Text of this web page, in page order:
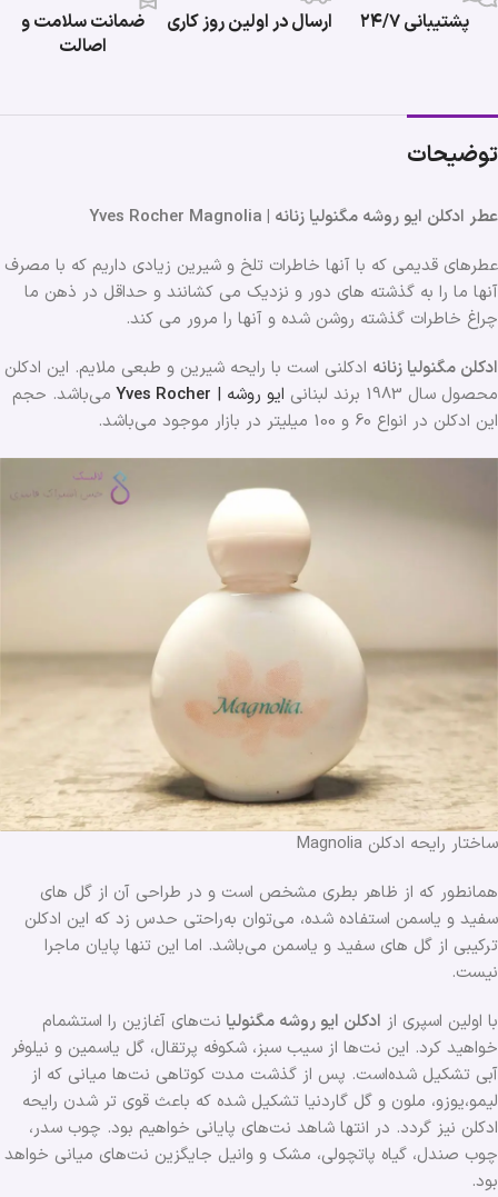
پشتیبانی ۲۴/۷ ارسال در اولین روز کاری
ضمانت سلامت و
اصالت
توضیحات
عطر ادکلن ایو روشه مگنولیا زنانه | Yves Rocher Magnolia
عطرهای قدیمی که با آنها خاطرات تلخ و شیرین زیادی داریم که با مصرف
آنها ما را به گذشته های دور و نزدیک می کشانند و حداقل در ذهن ما
چراغ خاطرات گذشته روشن شده و آنها را مرور می کند.
ادکلن مگنولیا زنانه ادکلنی است با رایحه شیرین و طبعی ملایم. این ادکلن
محصول سال 1983 برند لبنانی
ایو روشه | Yves Rocher می‌باشد. حجم
این ادکلن در انواع 60 و 100 میلیتر در بازار موجود می‌باشد.
ساختار رایحه ادکلن Magnolia
همانطور که از ظاهر بطری مشخص است و در طراحی آن از گل های
سفید و یاسمن استفاده شده، می‌توان به‌راحتی حدس زد که این ادکلن
ترکیبی از گل های سفید و یاسمن می‌باشد. اما این تنها پایان ماجرا
نیست.
با اولین اسپری از ادکلن ایو روشه مگنولیا نت‌های آغازین را استشمام
خواهید کرد. این نت‌ها از سیب سبز، شکوفه پرتقال، گل یاسمین و نیلوفر
آبی تشکیل شده‌است. پس از گذشت مدت کوتاهی نت‌ها میانی که از
لیمو،یوزو، ملون و گل گاردنیا تشکیل شده‌ که باعث قوی تر شدن رایحه
ادکلن نیز گردد. در انتها شاهد نت‌های پایانی خواهیم بود. چوب سدر،
چوب صندل، گیاه پاتچولی، مشک و وانیل جایگزین نت‌های میانی خواهد
بود.